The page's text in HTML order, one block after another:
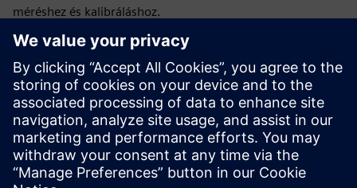
méréshez és kalibráláshoz.
Tesztelje erőteljes és folyamatos integrációval
Használja ki az automatikus regressziós tesztelést, mivel a
szoftver használatához csak számítógépre van szükség. Az
elvégezhető tesztek számát csak a rendelkezésre álló
számítási erőforrások mennyisége korlátozza. Szerezzen
teljes ellenőrzést és automatizálást a tesztesetek felett
szoftverünk hatékony szkriptnyelvével.